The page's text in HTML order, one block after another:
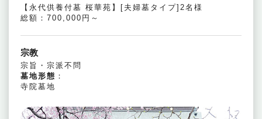
【永代供養付墓 桜華苑】[夫婦墓タイプ]2名様
総額：700,000円～
宗教
宗旨・宗派不問
墓地形態 ：
寺院墓地